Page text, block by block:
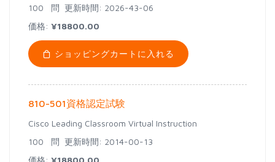
100 問 更新時間: 2026-43-06
価格: ¥18800.00
ショッピングカートに入れる
810-501資格認定試験
Cisco Leading Classroom Virtual Instruction
100 問 更新時間: 2014-00-13
価格: ¥18800.00